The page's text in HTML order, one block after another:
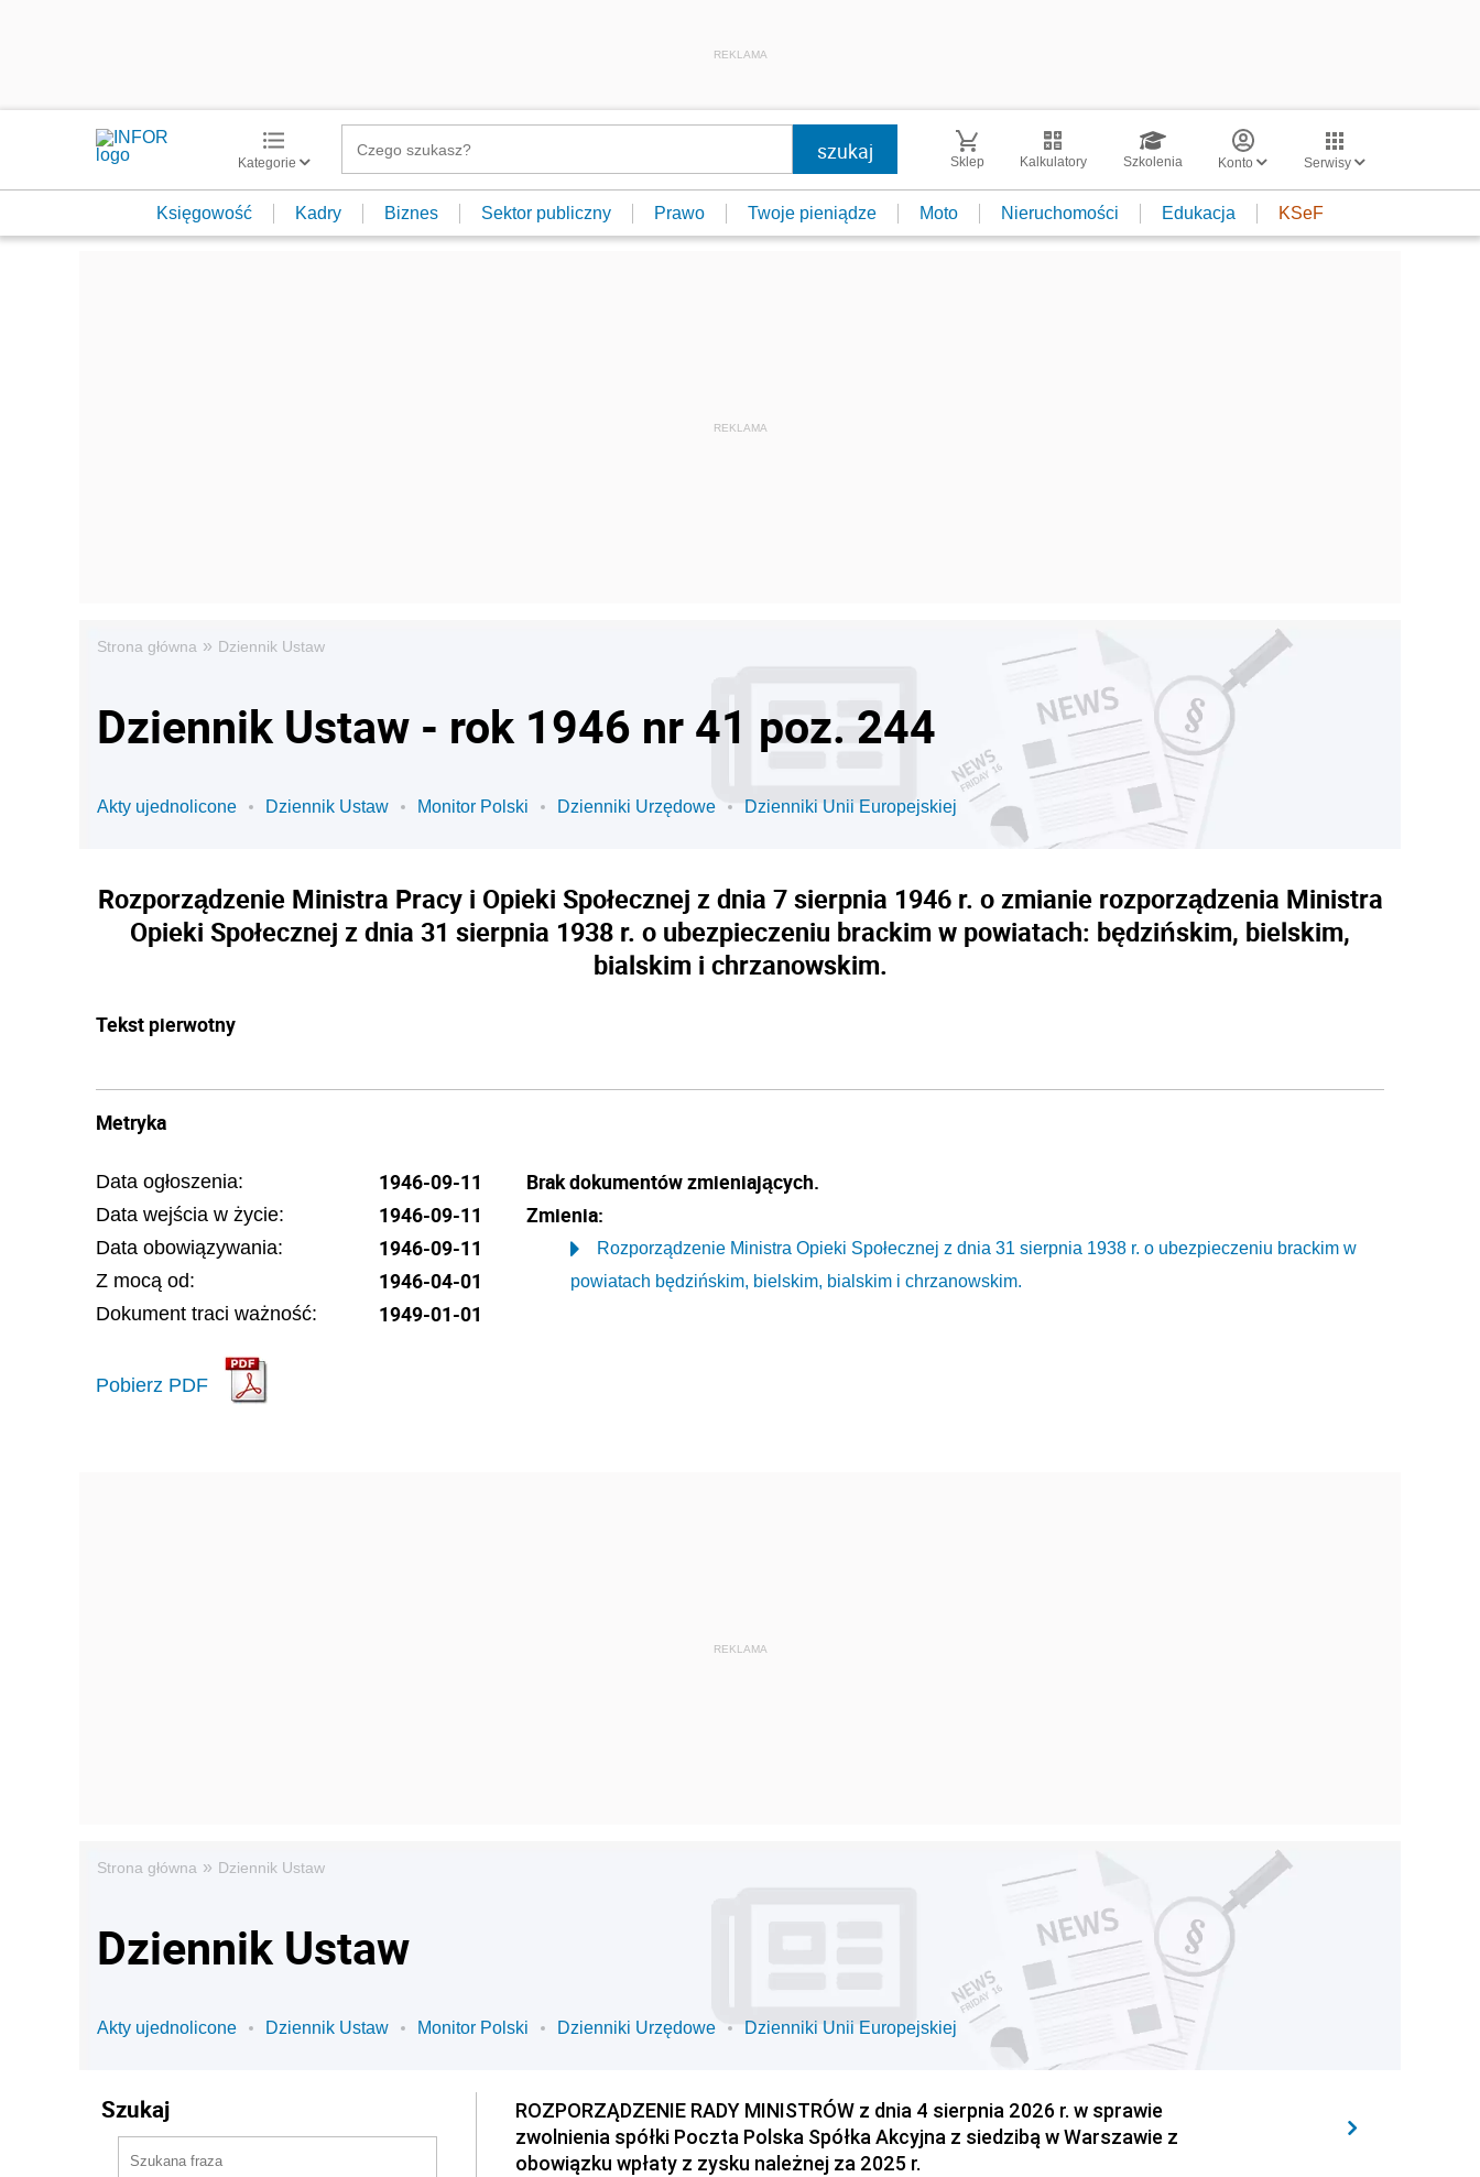
REKLAMA
Kategorie Sklep Kalkulatory Szkolenia Konto Serwisy
Księgowość Kadry Biznes Sektor publiczny Prawo Twoje pieniądze Moto Nieruchomości Edukacja KSeF
Strona główna » Dziennik Ustaw
Dziennik Ustaw - rok 1946 nr 41 poz. 244
Akty ujednolicone Dziennik Ustaw Monitor Polski Dzienniki Urzędowe Dzienniki Unii Europejskiej
Rozporządzenie Ministra Pracy i Opieki Społecznej z dnia 7 sierpnia 1946 r. o zmianie rozporządzenia Ministra
Opieki Społecznej z dnia 31 sierpnia 1938 r. o ubezpieczeniu brackim w powiatach: będzińskim, bielskim,
bialskim i chrzanowskim.
Tekst pierwotny
Metryka
Data ogłoszenia: 1946-09-11
Data wejścia w życie: 1946-09-11
Data obowiązywania: 1946-09-11
Z mocą od: 1946-04-01
Dokument traci ważność: 1949-01-01
Pobierz PDF
Brak dokumentów zmieniających.
Zmienia:
Rozporządzenie Ministra Opieki Społecznej z dnia 31 sierpnia 1938 r. o ubezpieczeniu brackim w
powiatach będzińskim, bielskim, bialskim i chrzanowskim.
Strona główna » Dziennik Ustaw
Dziennik Ustaw
Akty ujednolicone Dziennik Ustaw Monitor Polski Dzienniki Urzędowe Dzienniki Unii Europejskiej
Szukaj
ROZPORZĄDZENIE RADY MINISTRÓW z dnia 4 sierpnia 2026 r. w sprawie
zwolnienia spółki Poczta Polska Spółka Akcyjna z siedzibą w Warszawie z
obowiązku wpłaty z zysku należnej za 2025 r.